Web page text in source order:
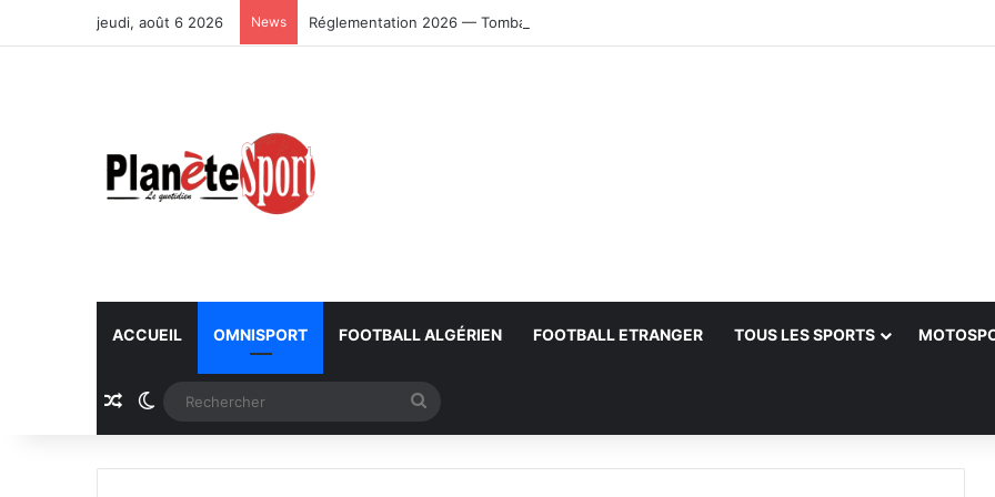
jeudi, août 6 2026 News Réglementation 2026 — Tombazis défend la FIA
ACCUEIL OMNISPORT FOOTBALL ALGÉRIEN FOOTBALL ETRANGER TOUS LES SPORTS
Article Aléatoire
Switch skin